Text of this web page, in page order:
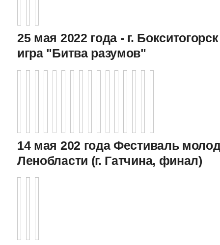
25 мая 2022 года - г.
игра "Битва разумов"
14 мая 202 года Фестиваль
Ленобласти (г. Гатчина, финал)